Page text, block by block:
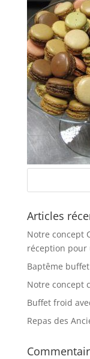
Articles
Notre concept
réception pour
Baptême
Notre concept
Buffet froid
Repas des